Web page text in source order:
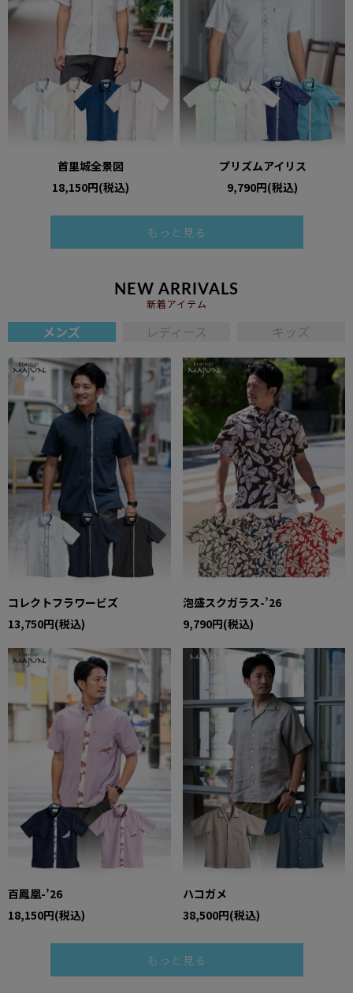
首里城全景図
18,150円(税込)
プリズムアイリス
9,790円(税込)
もっと見る
NEW ARRIVALS
新着アイテム
メンズ レディース キッズ
コレクトフラワービズ
13,750円(税込)
泡盛スクガラス-’26
9,790円(税込)
百鳳凰-’26
18,150円(税込)
ハコガメ
38,500円(税込)
もっと見る